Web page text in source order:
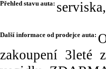
Přehled stavu auta:
Další informace od prodejce auta:
zakoupení